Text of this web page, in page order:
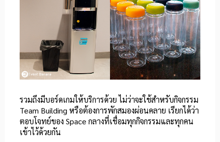
รวมถึงมีบอร์ดเกมให้บริการด้วย ไม่ว่าจะใช้สำหรับกิจกรรม
Team Building หรือต้องการพักสมองผ่อนคลาย เรียกได้ว่า
ตอบโจทย์ของ Space กลางที่เชื่อมทุกกิจกรรมและทุกคน
เข้าไว้ด้วยกัน